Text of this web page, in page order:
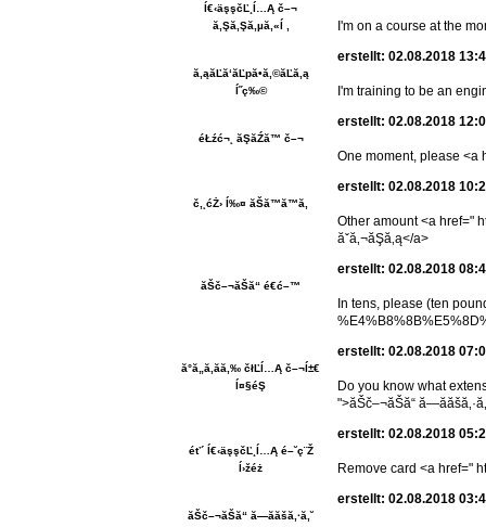
ĺ€‹äşşčĽ¸ĺ…Ą č–¬
ă‚Şă‚Şă‚µă‚«ĺ ‚
I'm on a course at the
ă‚ąăĽă‘ăĽpă•ă‚©ăĽă‚ą
ĺ˝ç‰©
erstellt: 02.08.2018
I'm training to be an
éŁźć¬˛ ăŞăŹă™ č–¬
erstellt: 02.08.2018
One moment, please <a
č‚˛ćŻ› ĺ‰¤ ăŠă™ă™ă‚
erstellt: 02.08.2018
Other amount <a href="
ăˇă‚¬ăŞă‚ą</a>
ăŠč–¬ăŠă“ é€ć–™
erstellt: 02.08.2018
In tens, please (ten
ă°ă„ă‚ăă‚‰ čłĽĺ…Ą č–¬ĺ±€
ĺ¤§éŞ
erstellt: 02.08.2018
Do you know what
">ăŠč–¬ăŠă“
éť´ ĺ€‹äşşčĽ¸ĺ…Ą é–˘ç¨Ž
ĺ›žéż
erstellt: 02.08.2018
Remove card <a href="
ăŠč–¬ăŠă“ ă—ă­ăšă‚·ă‚˘
erstellt: 02.08.2018